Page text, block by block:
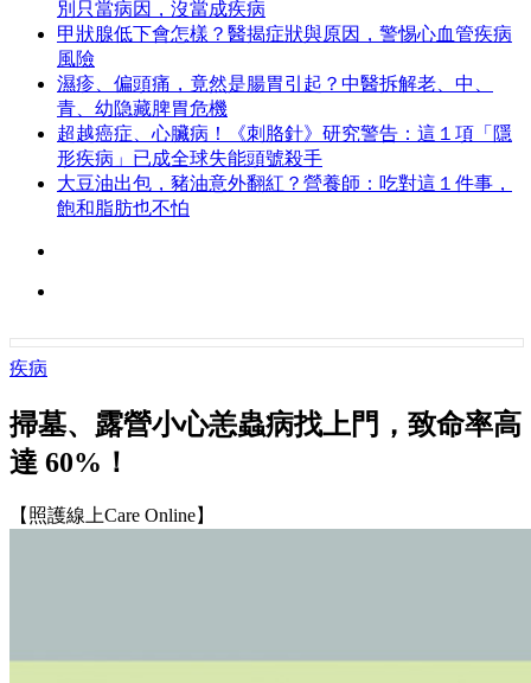
別只當病因，沒當成疾病
甲狀腺低下會怎樣？醫揭症狀與原因，警惕心血管疾病
風險
濕疹、偏頭痛，竟然是腸胃引起？中醫拆解老、中、
青、幼隐藏脾胃危機
超越癌症、心臟病！《刺胳針》研究警告：這１項「隱
形疾病」已成全球失能頭號殺手
大豆油出包，豬油意外翻紅？營養師：吃對這１件事，
飽和脂肪也不怕
疾病
掃墓、露營小心恙蟲病找上門，致命率高
達 60%！
【照護線上Care Online】